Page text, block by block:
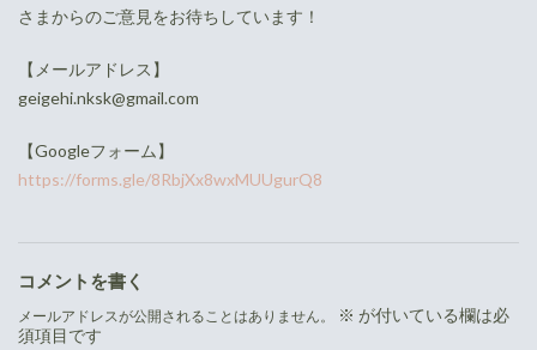
さまからのご意見をお待ちしています！
【メールアドレス】
geigehi.nksk@gmail.com
【Googleフォーム】
https://forms.gle/8RbjXx8wxMUUgurQ8
コメントを書く
メールアドレスが公開されることはありません。 ※ が付いている欄は必
須項目です